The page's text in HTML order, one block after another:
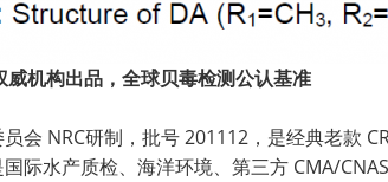
机构出品，全球贝毒检测公认基准
会 NRC研制，批号 201112，是经典老款
际水产质检、海洋环境、第三方 CMA/